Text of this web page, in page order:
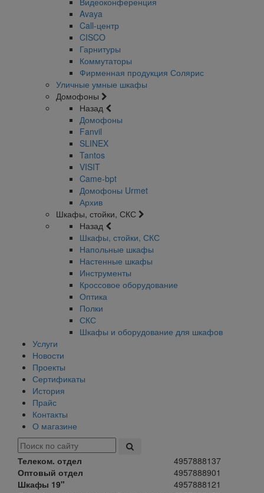
Avaya
Call-центр
CISCO
Гарнитуры
Коммутаторы
Фирменная продукция Солярис
Уличные умные шкафы
Домофоны
Назад
Домофоны
Fanvil
SLINEX
Tantos
VISIT
Came-bpt
Домофоны Urmet
Архив
Шкафы, стойки, СКС
Назад
Шкафы, стойки, СКС
Напольные шкафы
Настенные шкафы
Инструменты
Кроссовое оборудование
Оптика
Полки
СКС
Шкафы и оборудование для шкафов
Услуги
Новости
Проекты
Сертификаты
История
Прайс
Контакты
О магазине
Телеком. отдел
4957888137
Оптовый отдел
4957888901
Шкафы 19"
4957888121